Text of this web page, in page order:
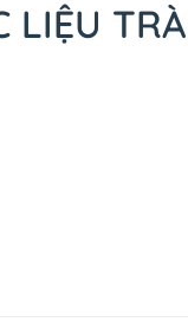
LIỆU TRÀ